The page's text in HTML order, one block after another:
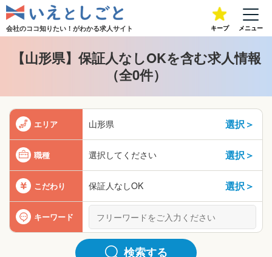
会社のココ知りたい！がわかる求人サイト キープ メニュー
【山形県】保証人なしOKを含む求人情報
（全0件）
エリア 山形県 選択＞
職種 選択してください 選択＞
こだわり 保証人なしOK 選択＞
キーワード
検索する